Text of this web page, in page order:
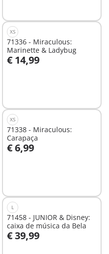
XS
71336 - Miraculous:
Marinette & Ladybug
€ 14,99
Ao carrinho
XS
71338 - Miraculous:
Carapaça
€ 6,99
Ao carrinho
L
71458 - JUNIOR & Disney:
caixa de música da Bela
€ 39,99
Ao carrinho